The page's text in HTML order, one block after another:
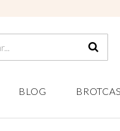
BLOG